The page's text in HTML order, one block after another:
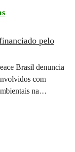
pelo
Brasil denuncia
com
na